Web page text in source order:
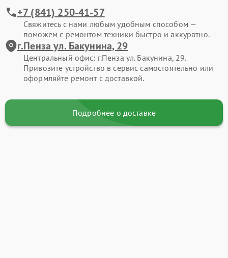
+7 (841) 250-41-57
Свяжитесь с нами любым удобным способом —
поможем с ремонтом техники быстро и аккуратно.
г.Пенза ул. Бакунина, 29
Центральный офис: г.Пенза ул. Бакунина, 29.
Привозите устройство в сервис самостоятельно или
оформляйте ремонт с доставкой.
Подробнее о доставке